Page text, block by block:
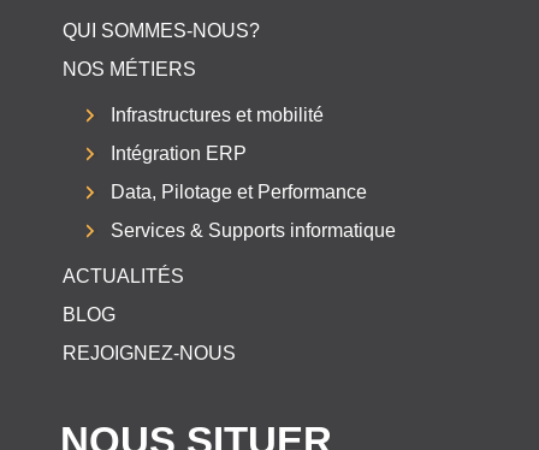
QUI SOMMES-NOUS?
NOS MÉTIERS
Infrastructures et mobilité
Intégration ERP
Data, Pilotage et Performance
Services & Supports informatique
ACTUALITÉS
BLOG
REJOIGNEZ-NOUS